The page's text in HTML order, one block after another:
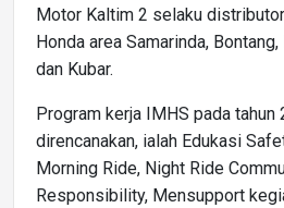
Motor Kaltim 2 selaku
Honda area Samarinda,
dan Kubar.
Program kerja IMHS pada tahun
direncanakan, ialah Edukasi
Morning Ride, Night Ride
Responsibility, Mensupport